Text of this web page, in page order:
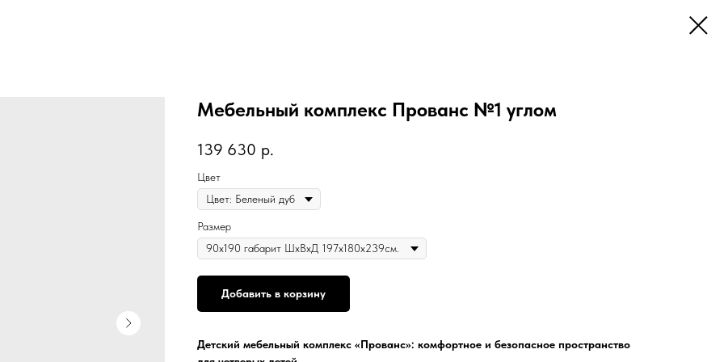
Мебельный комплекс Прованс №1 углом
139 630 р.
Цвет
Размер
Добавить в корзину
Детский мебельный комплекс «Прованс»: комфортное и безопасное пространство